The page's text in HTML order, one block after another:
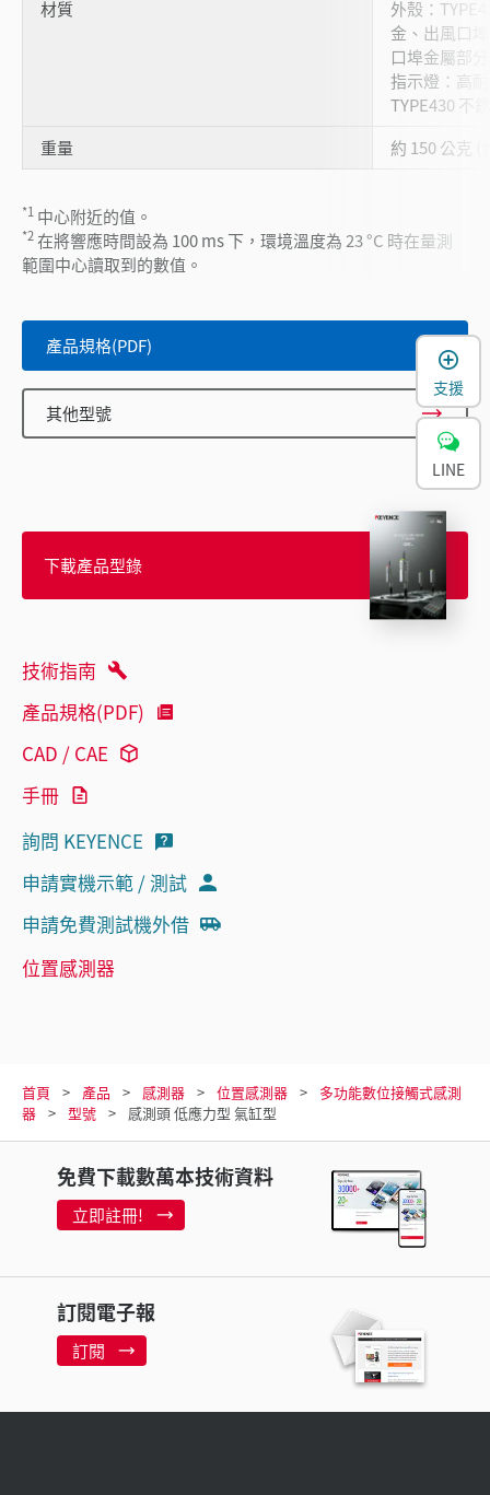
材質
外殼：
金、出風口
口埠金屬部
指示燈：高
TYPE430 不
重量
約 150 公克 (
*1 中心附近的值。
*2在將響應時間設為 100 ms 下，環境溫度為 23 °C 時在量測
範圍中心讀取到的數值。
產品規格(PDF)
其他型號
下載產品型錄
技術指南
產品規格(PDF)
CAD / CAE
手冊
詢問 KEYENCE
申請實機示範 / 測試
申請免費測試機外借
位置感測器
首頁 產品 感測器 位置感測器
多功能數位接觸式感測
器
型號 感測頭 低應力型 氣缸型
免費下載數萬本技術資料
立即註冊!
訂閱電子報
訂閱
支援
LINE